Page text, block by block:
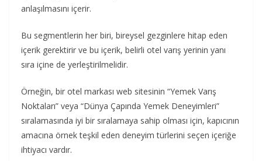
anlaşılmasını içerir.
Bu segmentlerin her biri, bireysel gezginlere hitap eden
içerik gerektirir ve bu içerik, belirli otel varış yerinin yanı
sıra içine de yerleştirilmelidir.
Örneğin, bir otel markası web sitesinin “Yemek Varış
Noktaları” veya “Dünya Çapında Yemek Deneyimleri”
sıralamasında iyi bir sıralamaya sahip olması için, kapıcının
amacına örnek teşkil eden deneyim türlerini seçen içeriğe
ihtiyacı vardır.